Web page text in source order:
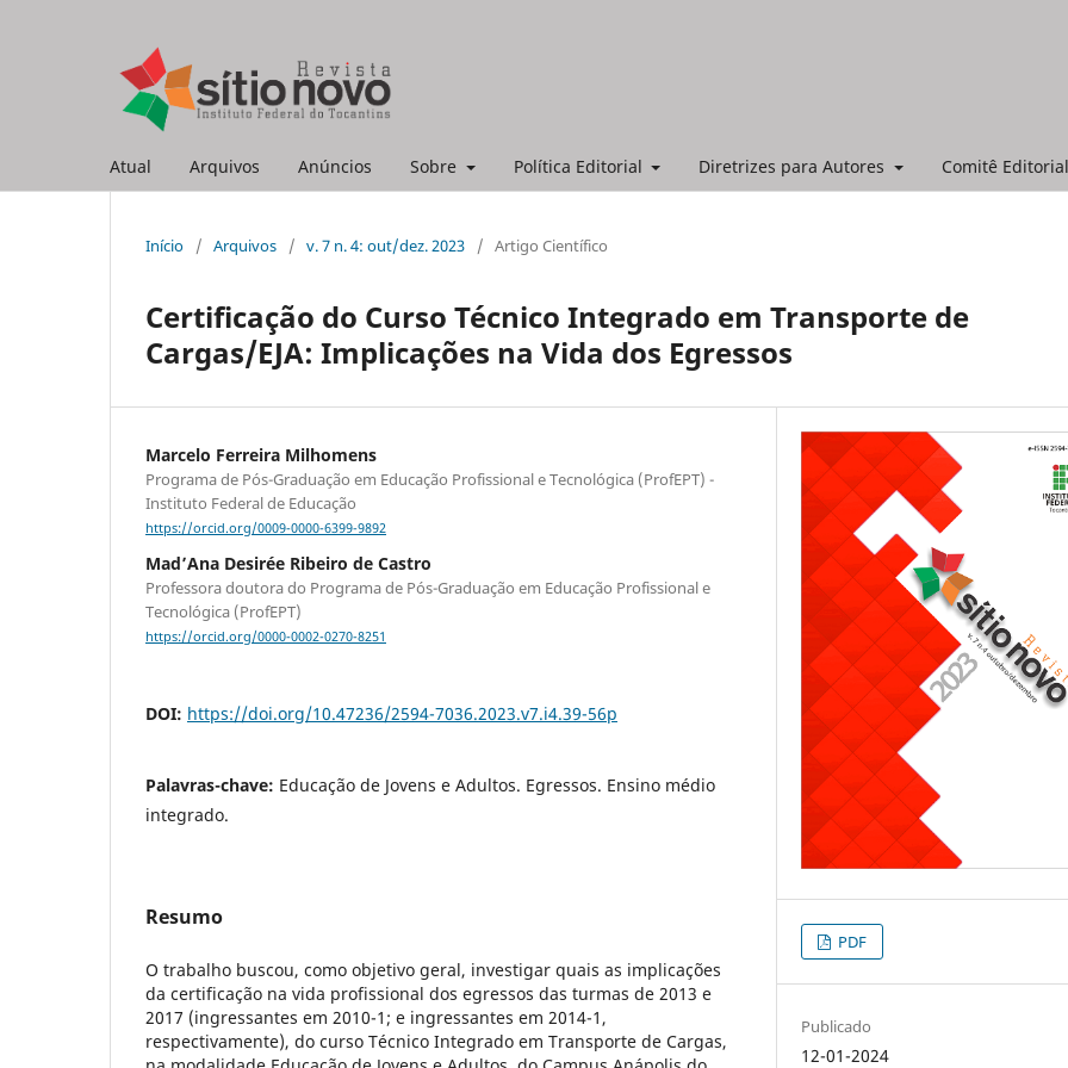
Atual Arquivos Anúncios Sobre Política Editorial Diretrizes para Autores Comitê
Início / Arquivos / v. 7 n. 4: out/dez. 2023 / Artigo Científico
Certificação do Curso Técnico Integrado em Transporte de
Cargas/EJA: Implicações na Vida dos Egressos
Marcelo Ferreira Milhomens
Programa de Pós-Graduação em Educação Profissional e Tecnológica (ProfEPT) -
Instituto Federal de Educação
https://orcid.org/0009-0000-6399-9892
Mad’Ana Desirée Ribeiro de Castro
Professora doutora do Programa de Pós-Graduação em Educação Profissional e
Tecnológica (ProfEPT)
https://orcid.org/0000-0002-0270-8251
DOI: https://doi.org/10.47236/2594-7036.2023.v7.i4.39-56p
Palavras-chave: Educação de Jovens e Adultos. Egressos. Ensino médio
integrado.
Resumo
O trabalho buscou, como objetivo geral, investigar quais as implicações
da certificação na vida profissional dos egressos das turmas de 2013 e
2017 (ingressantes em 2010-1; e ingressantes em 2014-1,
respectivamente), do curso Técnico Integrado em Transporte de Cargas,
PDF
Publicado
12-01-2024